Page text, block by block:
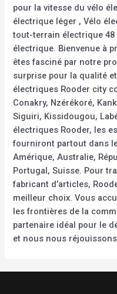
pour la vitesse du vélo
électrique léger , Vélo
tout-terrain électrique
électrique. Bienvenue à
êtes fasciné par notre
surprise pour la qualité
électriques Rooder city
Conakry, Nzérékoré,
Siguiri, Kissidougou,
électriques Rooder, les
fourniront partout dans
Amérique, Australie,
Portugal, Suisse. Pour
fabricant d’articles,
meilleur choix. Vous
les frontières de la
partenaire idéal pour le
et nous nous